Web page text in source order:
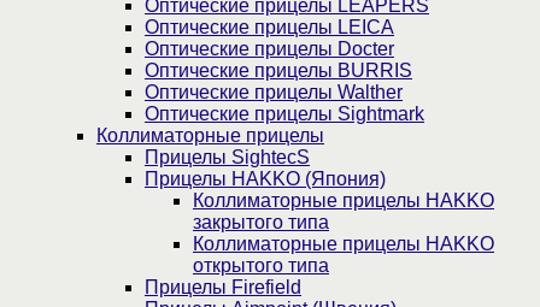
Оптические прицелы LEAPERS
Оптические прицелы LEICA
Оптические прицелы Docter
Оптические прицелы BURRIS
Оптические прицелы Walther
Оптические прицелы Sightmark
Коллиматорные прицелы
Прицелы SightecS
Прицелы HAKKO (Япония)
Коллиматорные прицелы HAKKO
закрытого типа
Коллиматорные прицелы HAKKO
открытого типа
Прицелы Firefield